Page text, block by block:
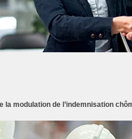
modulation de l’indemnisation